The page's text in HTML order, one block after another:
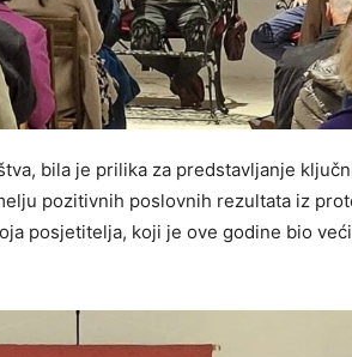
bila je prilika za predstavljanje
pozitivnih poslovnih rezultata iz
posjetitelja, koji je ove godine bio